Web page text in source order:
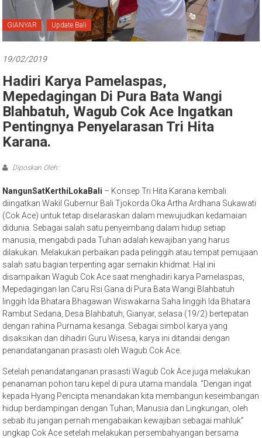
Bali
GIANYAR Update Bali
19/02/2019
Hadiri Karya Pamelaspas,
Mepedagingan Di Pura Bata Wangi
Blahbatuh, Wagub Cok Ace Ingatkan
Pentingnya Penyelarasan Tri Hita
Karana.
Diposkan Oleh:
NangunSatKerthiLokaBali – Konsep Tri Hita Karana kembali
diingatkan Wakil Gubernur Bali Tjokorda Oka Artha Ardhana Sukawati
(Cok Ace) untuk tetap diselaraskan dalam mewujudkan kedamaian
didunia. Sebagai salah satu penyeimbang dalam hidup setiap
manusia, mengabdi pada Tuhan adalah kewajiban yang harus
dilakukan. Melakukan perbaikan pada pelinggih atau tempat pemujaan
salah satu bagian terpenting agar semakin khidmat. Hal ini
disampaikan Wagub Cok Ace saat menghadiri karya Pamelaspas,
Mepedagingan lan Caru Rsi Gana di Pura Bata Wangi Blahbatuh
linggih Ida Bhatara Bhagawan Wiswakarna Saha linggih Ida Bhatara
Rambut Sedana, Desa Blahbatuh, Gianyar, selasa (19/2) bertepatan
dengan rahina Purnama kesanga. Sebagai simbol karya yang
disaksikan dan dihadiri Guru Wisesa, karya ini ditandai dengan
penandatanganan prasasti oleh Wagub Cok Ace.
Setelah penandatanganan prasasti Wagub Cok Ace juga melakukan
penanaman pohon taru kepel di pura utama mandala. “Dengan ingat
kepada Hyang Pencipta menandakan kita membangun keseimbangan
hidup berdampingan dengan Tuhan, Manusia dan Lingkungan, oleh
sebab itu jangan pernah mengabaikan kewajiban sebagai mahluk”
ungkap Cok Ace setelah melakukan persembahyangan bersama